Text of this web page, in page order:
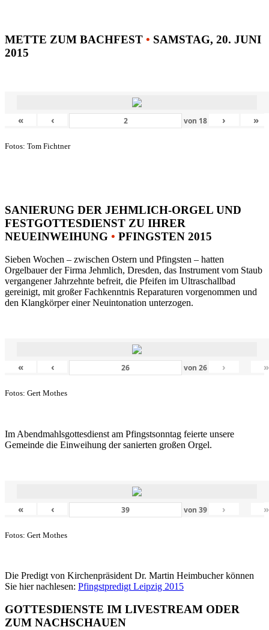
METTE ZUM BACHFEST • SAMSTAG, 20. JUNI
2015
« ‹ von 18 › »
Fotos: Tom Fichtner
SANIERUNG DER JEHMLICH-ORGEL UND
FESTGOTTESDIENST ZU IHRER
NEUEINWEIHUNG • PFINGSTEN 2015
Sieben Wochen – zwischen Ostern und Pfingsten – hatten
Orgelbauer der Firma Jehmlich, Dresden, das Instrument vom Staub
vergangener Jahrzehnte befreit, die Pfeifen im Ultraschallbad
gereinigt, mit großer Fachkenntnis Reparaturen vorgenommen und
den Klangkörper einer Neuintonation unterzogen.
« ‹ von26 › »
Fotos: Gert Mothes
Im Abendmahlsgottesdienst am Pfingstsonntag feierte unsere
Gemeinde die Einweihung der sanierten großen Orgel.
« ‹ von39 › »
Fotos: Gert Mothes
Die Predigt von Kirchenpräsident Dr. Martin Heimbucher können
Sie hier nachlesen: Pfingstpredigt Leipzig 2015
GOTTESDIENSTE IM LIVESTREAM ODER
ZUM NACHSCHAUEN